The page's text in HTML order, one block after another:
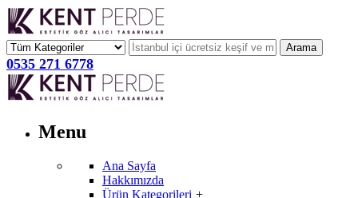
Arama
0535 271 6778
Menu
Ana Sayfa
Hakkımızda
Ürün Kategorileri +